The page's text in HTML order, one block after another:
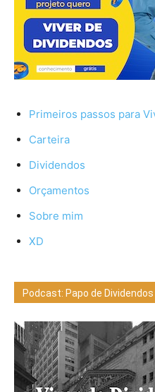
Primeiros passos para
Carteira
Dividendos
Orçamentos
Sobre mim
XD
Podcast: Papo de Dividendos